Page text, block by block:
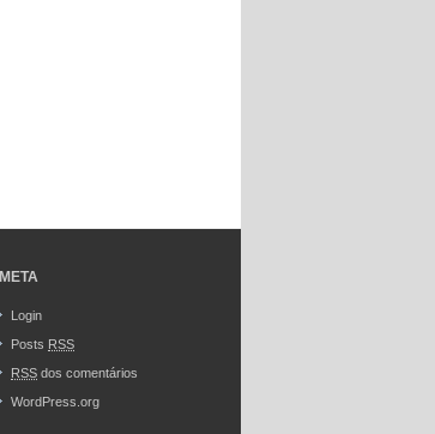
META
Login
Posts RSS
RSS dos comentários
WordPress.org